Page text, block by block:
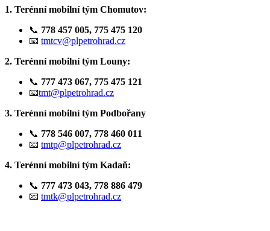
1. Terénní mobilní tým Chomutov:
📞 778 457 005, 775 475 120
📧 tmtcv@plpetrohrad.cz
2. Terénní mobilní tým Louny:
📞 777 473 067, 775 475 121
📧tmt@plpetrohrad.cz
3. Terénní mobilní tým Podbořany
📞 778 546 007, 778 460 011
📧 tmtp@plpetrohrad.cz
4. Terénní mobilní tým Kadaň:
📞 777 473 043, 778 886 479
📧 tmtk@plpetrohrad.cz